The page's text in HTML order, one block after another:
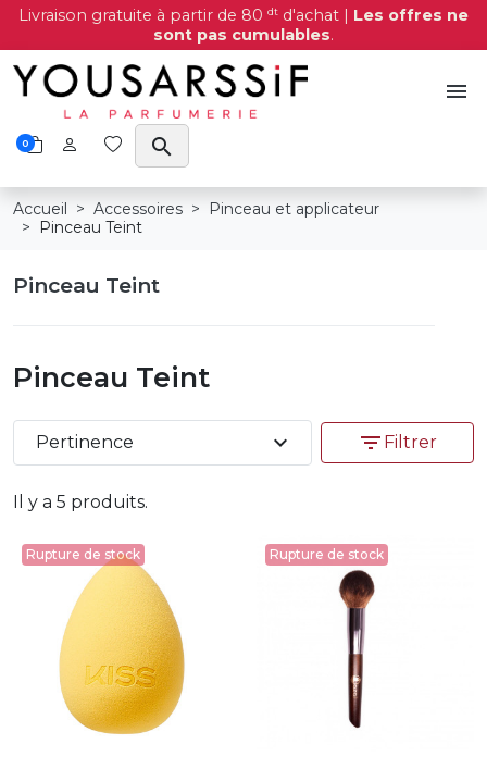
Livraison gratuite à partir de 80 dt d'achat | Les offres ne
sont pas cumulables.
menu
0 search
Accueil Accessoires
Pinceau et applicateur
Pinceau Teint
Pinceau Teint
Pinceau Teint
Il y a 5 produits.
Pertinence expand_more filter_list Filtrer
Rupture de stock Rupture de stock